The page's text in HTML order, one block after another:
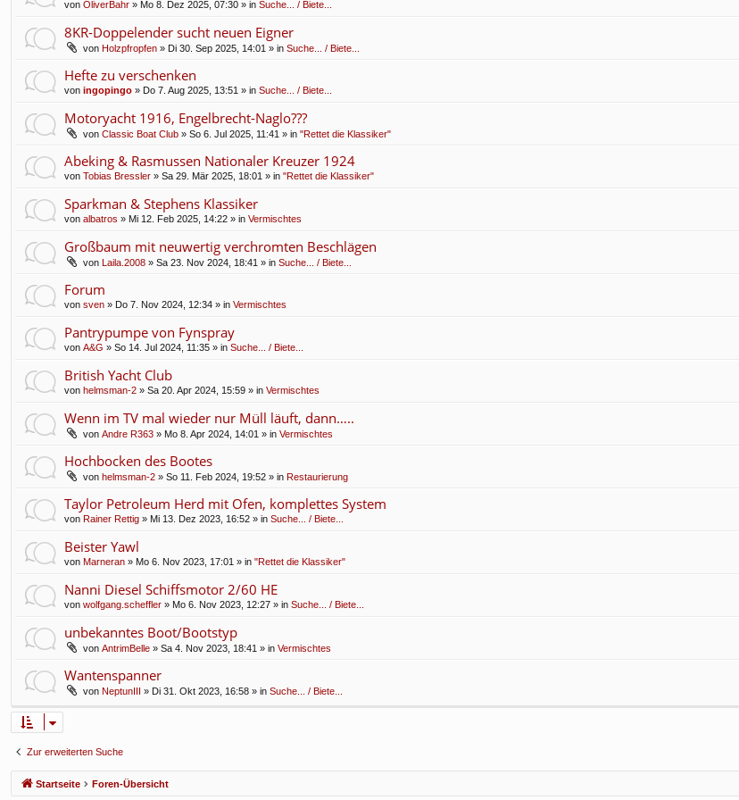
von OliverBahr » Mo 8. Dez 2025, 07:30 » in Suche... / Biete...
8KR-Doppelender sucht neuen Eigner
von Holzpfropfen » Di 30. Sep 2025, 14:01 » in Suche... / Biete...
Hefte zu verschenken
von ingopingo » Do 7. Aug 2025, 13:51 » in Suche... / Biete...
Motoryacht 1916, Engelbrecht-Naglo???
von Classic Boat Club » So 6. Jul 2025, 11:41 » in "Rettet die Klassiker"
Abeking & Rasmussen Nationaler Kreuzer 1924
von Tobias Bressler » Sa 29. Mär 2025, 18:01 » in "Rettet die Klassiker"
Sparkman & Stephens Klassiker
von albatros » Mi 12. Feb 2025, 14:22 » in Vermischtes
Großbaum mit neuwertig verchromten Beschlägen
von Laila.2008 » Sa 23. Nov 2024, 18:41 » in Suche... / Biete...
Forum
von sven » Do 7. Nov 2024, 12:34 » in Vermischtes
Pantrypumpe von Fynspray
von A&G » So 14. Jul 2024, 11:35 » in Suche... / Biete...
British Yacht Club
von helmsman-2 » Sa 20. Apr 2024, 15:59 » in Vermischtes
Wenn im TV mal wieder nur Müll läuft, dann…..
von Andre R363 » Mo 8. Apr 2024, 14:01 » in Vermischtes
Hochbocken des Bootes
von helmsman-2 » So 11. Feb 2024, 19:52 » in Restaurierung
Taylor Petroleum Herd mit Ofen, komplettes System
von Rainer Rettig » Mi 13. Dez 2023, 16:52 » in Suche... / Biete...
Beister Yawl
von Marneran » Mo 6. Nov 2023, 17:01 » in "Rettet die Klassiker"
Nanni Diesel Schiffsmotor 2/60 HE
von wolfgang.scheffler » Mo 6. Nov 2023, 12:27 » in Suche... / Biete...
unbekanntes Boot/Bootstyp
von AntrimBelle » Sa 4. Nov 2023, 18:41 » in Vermischtes
Wantenspanner
von NeptunIII » Di 31. Okt 2023, 16:58 » in Suche... / Biete...
Zur erweiterten Suche
Startseite Foren-Übersicht